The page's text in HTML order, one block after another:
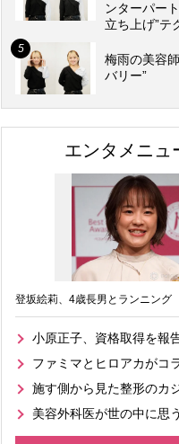
ンターパー
立ち上げ”テ
梅雨の美容
バリー”
エンタメニュ
登坂絵莉、4歳長男とランニング
小原正子、資格取得を報
ファミマとヒロアカがコ
施す側から見た整形のカ
美容外科医が世の中に思